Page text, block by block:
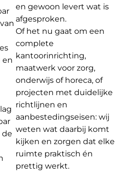
en
de
en gewoon levert wat is
afgesproken.
Of het nu gaat om een
complete
kantoorinrichting,
maatwerk voor zorg,
onderwijs of horeca, of
projecten met duidelijke
richtlijnen en
aanbestedingseisen: wij
weten wat daarbij komt
kijken en zorgen dat elke
ruimte praktisch én
prettig werkt.